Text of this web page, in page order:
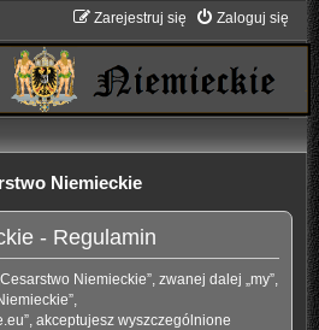
Zaloguj się
Zarejestruj się
Niemieckie
- Regulamin
Niemieckie”, zwanej dalej „my”,
akceptujesz wyszczególnione